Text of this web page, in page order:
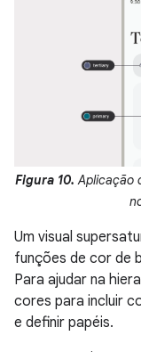
Figura 10. Aplicação
Um visual
funções de cor de
Para ajudar na
cores para incluir
e definir papéis.